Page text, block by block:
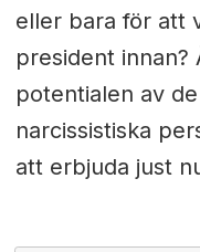
eller bara för att
president innan?
potentialen av
narcissistiska
att erbjuda just